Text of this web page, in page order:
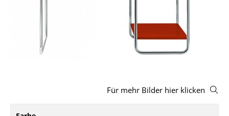
Hocker
Bänke & Liegen
Sitzsäcke
Für mehr Bilder hier klicken